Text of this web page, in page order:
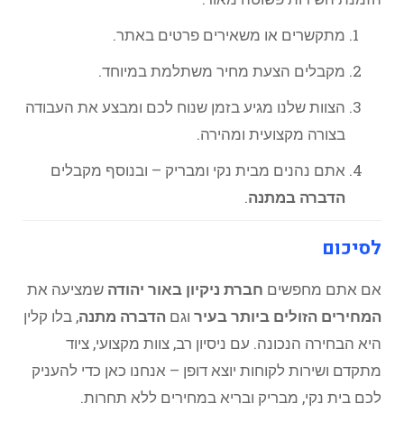
מתקשרים או משאירים פרטים באתר.
מקבלים הצעת מחיר משתלמת במיוחד.
הצוות שלנו מגיע בזמן שנוח לכם ומבצע את העבודה
בצורה מקצועית ומהירה.
אתם נהנים מבית נקי ומבריק – ובנוסף מקבלים
הדברה במתנה.
לסיכום
אם אתם מחפשים חברת ניקיון באור יהודה שמציעה את
המחירים הזולים ביותר בעיר וגם הדברה מתנה, בלו קלין
היא הבחירה הנכונה. עם ניסיון רב, צוות מקצועי, ציוד
מתקדם ושירות לקוחות יוצא דופן – אנחנו כאן כדי להעניק
לכם בית נקי, מבריק ובריא במחירים ללא תחרות.